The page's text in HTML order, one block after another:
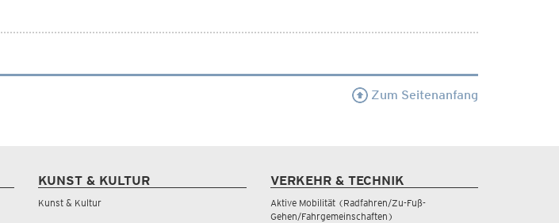
Zum Seitenanfang
KUNST & KULTUR
Kunst & Kultur
VERKEHR & TECHNIK
Aktive Mobilität (Radfahren/Zu-Fuß-
Gehen/Fahrgemeinschaften)